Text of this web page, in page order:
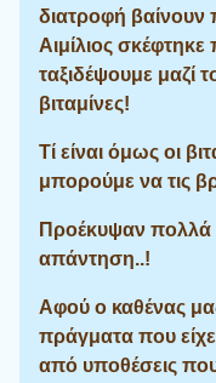
διατροφή βαίνουν
Αιμίλιος
ταξιδέψουμε μαζί
βιταμίνες!
Τί είναι όμως οι
μπορούμε να τις
Προέκυψαν
απάντηση..!
Αφού ο καθένας
πράγματα που
από υποθέσεις